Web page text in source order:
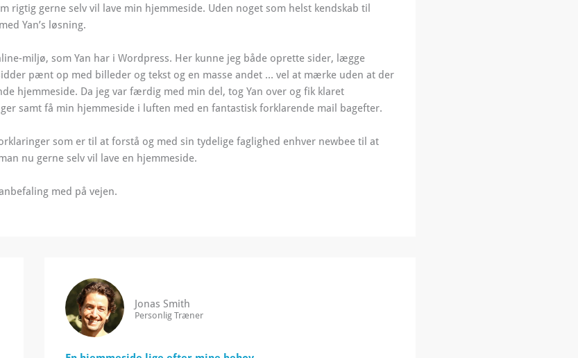
rigtig gerne selv vil lave min hjemmeside. Uden noget som helst kendskab til
Yan’s løsning.
miljø, som Yan har i Wordpress. Her kunne jeg både oprette sider, lægge
pænt op med billeder og tekst og en masse andet … vel at mærke uden at der
hjemmeside. Da jeg var færdig med min del, tog Yan over og fik klaret
samt få min hjemmeside i luften med en fantastisk forklarende mail bagefter.
som er til at forstå og med sin tydelige faglighed enhver newbee til at
nu gerne selv vil lave en hjemmeside.
med på vejen.
Jonas Smith
Personlig Træner